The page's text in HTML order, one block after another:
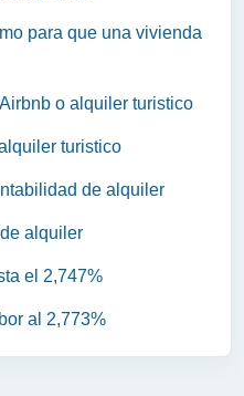
para que una vivienda
o alquiler turistico
turistico
de alquiler
alquiler
el 2,747%
al 2,773%